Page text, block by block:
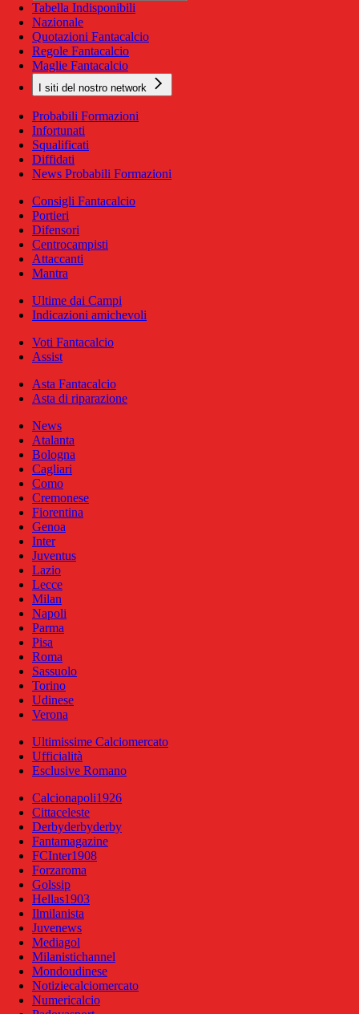
Tabella Indisponibili
Nazionale
Quotazioni Fantacalcio
Regole Fantacalcio
Maglie Fantacalcio
I siti del nostro network
Probabili Formazioni
Infortunati
Squalificati
Diffidati
News Probabili Formazioni
Consigli Fantacalcio
Portieri
Difensori
Centrocampisti
Attaccanti
Mantra
Ultime dai Campi
Indicazioni amichevoli
Voti Fantacalcio
Assist
Asta Fantacalcio
Asta di riparazione
News
Atalanta
Bologna
Cagliari
Como
Cremonese
Fiorentina
Genoa
Inter
Juventus
Lazio
Lecce
Milan
Napoli
Parma
Pisa
Roma
Sassuolo
Torino
Udinese
Verona
Ultimissime Calciomercato
Ufficialità
Esclusive Romano
Calcionapoli1926
Cittaceleste
Derbyderbyderby
Fantamagazine
FCInter1908
Forzaroma
Golssip
Hellas1903
Ilmilanista
Juvenews
Mediagol
Milanistichannel
Mondoudinese
Notiziecalciomercato
Numericalcio